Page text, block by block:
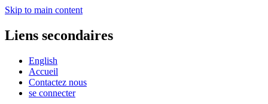
Skip to main content
Liens secondaires
English
Accueil
Contactez nous
se connecter